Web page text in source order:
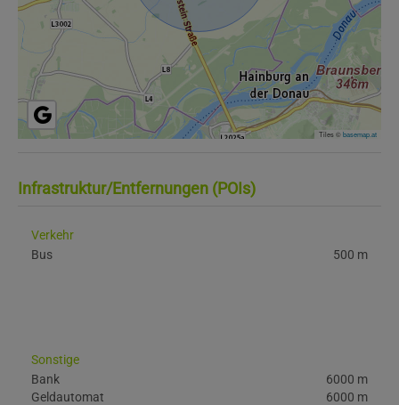
Tiles ©basemap.at
Infrastruktur/Entfernungen (POIs)
Verkehr
Bus
500 m
Sonstige
Bank
6000 m
Geldautomat
6000 m